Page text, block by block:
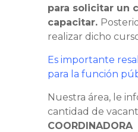
para solicitar un
capacitar.
realizar dicho
Es importante
para la función
Nuestra área, le
cantidad de